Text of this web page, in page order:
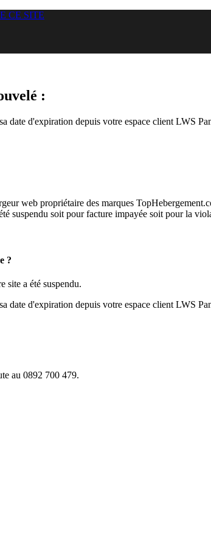
CE SITE
:
date d'expiration depuis votre espace client LWS
web propriétaire des marques
suspendu soit pour facture impayée soit pour la
?
site a été suspendu.
date d'expiration depuis votre espace client LWS
au 0892 700 479.